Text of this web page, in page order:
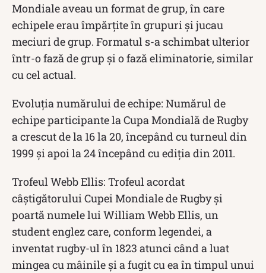
Mondiale aveau un format de grup, în care
echipele erau împărțite în grupuri și jucau
meciuri de grup. Formatul s-a schimbat ulterior
într-o fază de grup și o fază eliminatorie, similar
cu cel actual.
Evoluția numărului de echipe: Numărul de
echipe participante la Cupa Mondială de Rugby
a crescut de la 16 la 20, începând cu turneul din
1999 și apoi la 24 începând cu ediția din 2011.
Trofeul Webb Ellis: Trofeul acordat
câștigătorului Cupei Mondiale de Rugby și
poartă numele lui William Webb Ellis, un
student englez care, conform legendei, a
inventat rugby-ul în 1823 atunci când a luat
mingea cu mâinile și a fugit cu ea în timpul unui